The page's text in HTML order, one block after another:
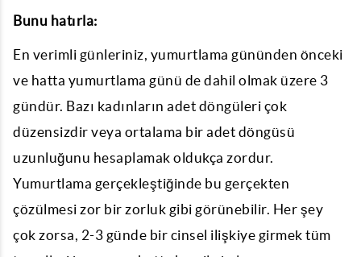
Bunu hatırla:
En verimli günleriniz, yumurtlama gününden önceki
ve hatta yumurtlama günü de dahil olmak üzere 3
gündür. Bazı kadınların adet döngüleri çok
düzensizdir veya ortalama bir adet döngüsü
uzunluğunu hesaplamak oldukça zordur.
Yumurtlama gerçekleştiğinde bu gerçekten
çözülmesi zor bir zorluk gibi görünebilir. Her şey
çok zorsa, 2-3 günde bir cinsel ilişkiye girmek tüm